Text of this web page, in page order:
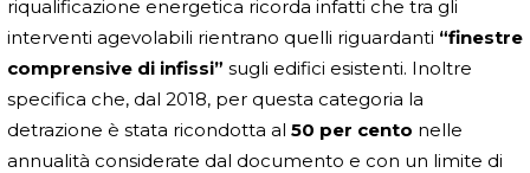
riqualificazione energetica ricorda infatti che tra gli
interventi agevolabili rientrano quelli riguardanti “finestre
comprensive di infissi” sugli edifici esistenti. Inoltre
specifica che, dal 2018, per questa categoria la
detrazione è stata ricondotta al 50 per cento nelle
annualità considerate dal documento e con un limite di